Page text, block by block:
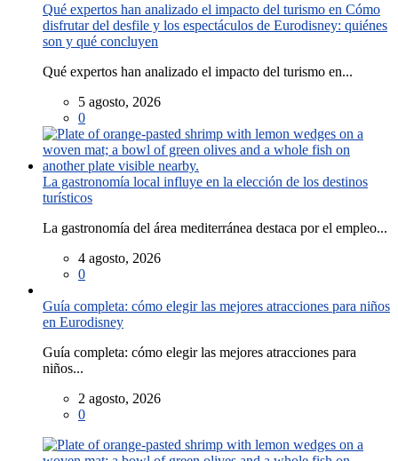
Qué expertos han analizado el impacto del turismo en Cómo
disfrutar del desfile y los espectáculos de Eurodisney: quiénes
son y qué concluyen
Qué expertos han analizado el impacto del turismo en...
5 agosto, 2026
0
La gastronomía local influye en la elección de los destinos
turísticos
La gastronomía del área mediterránea destaca por el empleo...
4 agosto, 2026
0
Guía completa: cómo elegir las mejores atracciones para niños
en Eurodisney
Guía completa: cómo elegir las mejores atracciones para
niños...
2 agosto, 2026
0